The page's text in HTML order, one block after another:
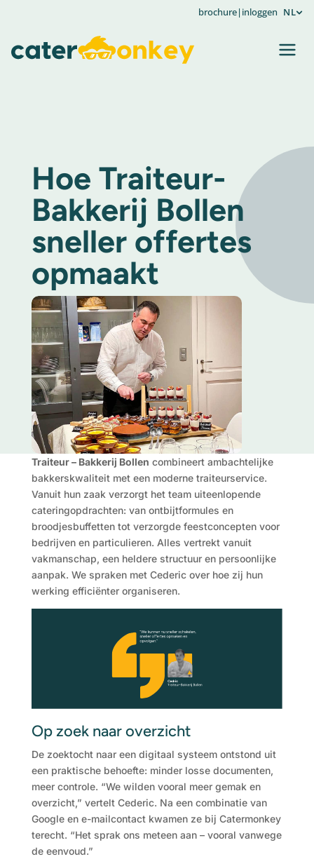
brochure| inloggen NL
Hoe Traiteur-
Bakkerij Bollen
sneller offertes
opmaakt
Traiteur – Bakkerij Bollen combineert ambachtelijke
bakkerskwaliteit met een moderne traiteurservice.
Vanuit hun zaak verzorgt het team uiteenlopende
cateringopdrachten: van ontbijtformules en
broodjesbuffetten tot verzorgde feestconcepten voor
bedrijven en particulieren. Alles vertrekt vanuit
vakmanschap, een heldere structuur en persoonlijke
aanpak. We spraken met Cederic over hoe zij hun
werking efficiënter organiseren.
Op zoek naar overzicht
De zoektocht naar een digitaal systeem ontstond uit
een praktische behoefte: minder losse documenten,
meer controle. “We wilden vooral meer gemak en
overzicht,” vertelt Cederic. Na een combinatie van
Google en e-mailcontact kwamen ze bij Catermonkey
terecht. “Het sprak ons meteen aan – vooral vanwege
de eenvoud.”